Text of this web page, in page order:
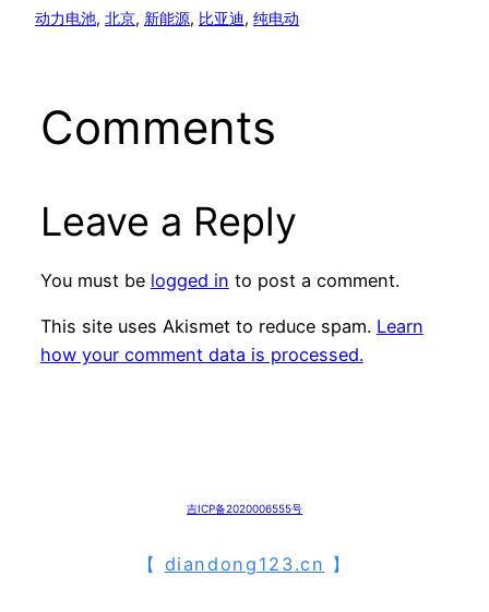
动力电池, 北京, 新能源, 比亚迪, 纯电动
Comments
Leave a Reply
You must be logged in to post a comment.
This site uses Akismet to reduce spam. Learn
how your comment data is processed.
吉ICP备2020006555号
【 diandong123.cn 】